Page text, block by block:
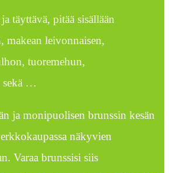
täyttävä, pitää sisällään
makean leivonnaisen,
tuoremehun,
sekä …
ja monipuolisen brunssin kesän
näkyvien
Varaa brunssisi siis